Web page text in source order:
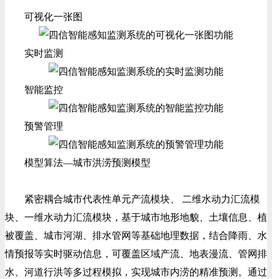
可视化一张图
实时监测
智能监控
预警管理
模型算法—城市洪涝预测模型
紧密耦合城市代表性单元产流模块、 二维水动力汇流模
块、一维水动力汇流模块，基于城市地形地貌、土壤信息、植
被覆盖、城市河湖、排水管网等基础地理数据，结合降雨、水
情预报等实时驱动信息，可覆盖区域产流、地表漫流、管网排
水、河道行洪等多过程模拟，实现城市内涝的精准预测。通过